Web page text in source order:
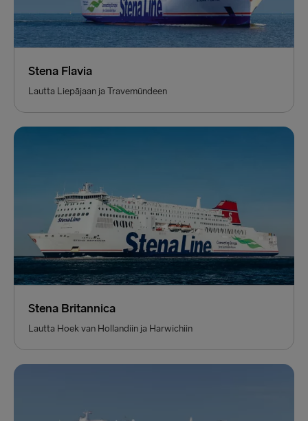
Stena Flavia
Lautta Liepājaan ja Travemündeen
Stena Britannica
Lautta Hoek van Hollandiin ja Harwichiin